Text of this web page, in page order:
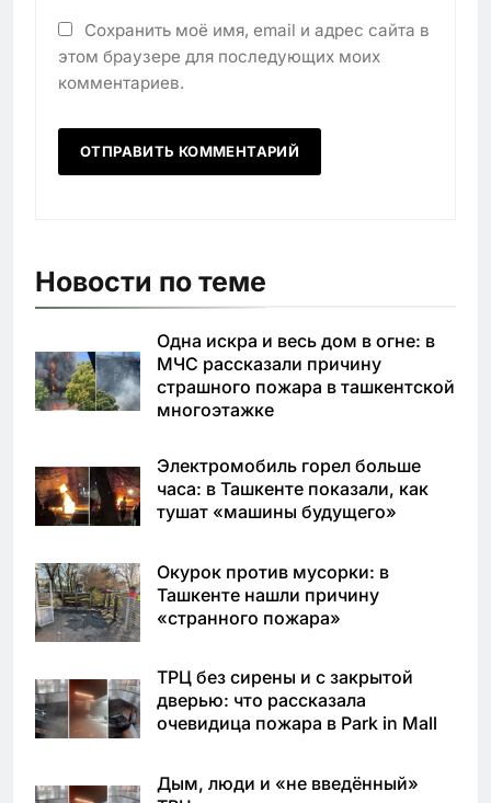
Сохранить моё имя, email и адрес сайта в
этом браузере для последующих моих
комментариев.
Новости по теме
Одна искра и весь дом в огне: в
МЧС рассказали причину
страшного пожара в ташкентской
многоэтажке
Электромобиль горел больше
часа: в Ташкенте показали, как
тушат «машины будущего»
Окурок против мусорки: в
Ташкенте нашли причину
«странного пожара»
ТРЦ без сирены и с закрытой
дверью: что рассказала
очевидица пожара в Park in Mall
Дым, люди и «не введённый»